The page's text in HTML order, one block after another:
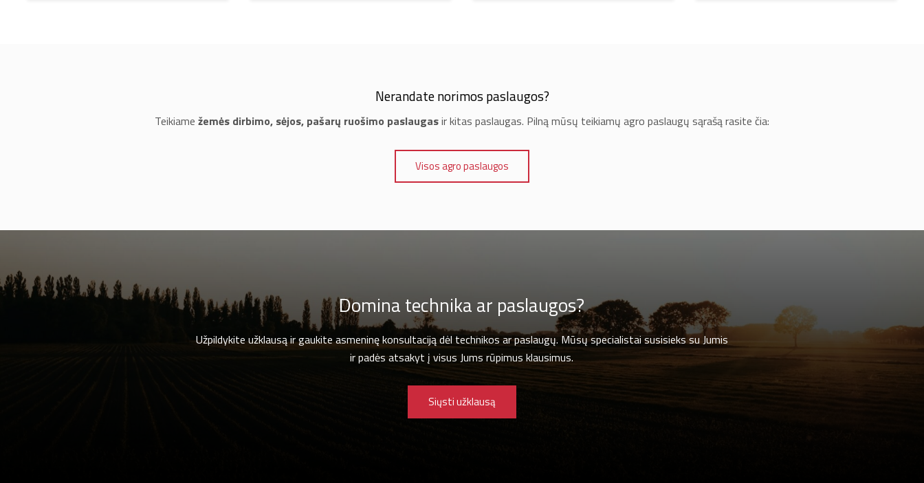
Nerandate norimos paslaugos?
Teikiame žemės dirbimo, sėjos, pašarų ruošimo paslaugasir kitas paslaugas. Pilną mūsų teikiamų agro paslaugų sąrašą rasite čia:
Visos agro paslaugos
Domina technika ar paslaugos?
Užpildykite užklausą ir gaukite asmeninę konsultaciją dėl technikos ar paslaugų. Mūsų specialistai susisieks su Jumis
ir padės atsakyt į visus Jums rūpimus klausimus.
Siųsti užklausą